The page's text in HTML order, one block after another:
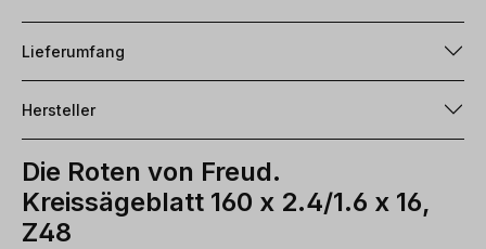
Lieferumfang
Hersteller
Die Roten von Freud.
Kreissägeblatt 160 x 2.4/1.6 x 16,
Z48